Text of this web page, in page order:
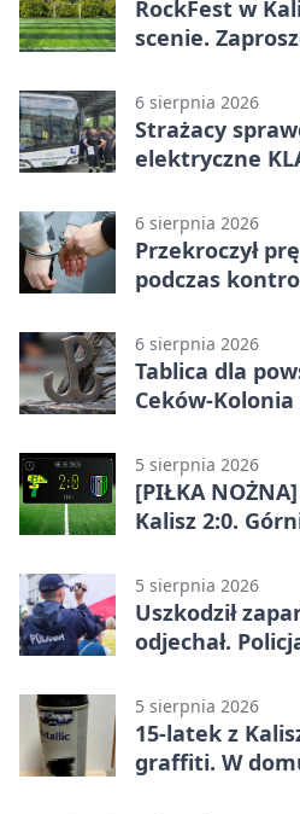
RockFest w
scenie.
6 sierpnia 2026
Strażacy
elektryczne
6 sierpnia 2026
Przekroczył
podczas
6 sierpnia 2026
Tablica dla
Ceków-
5 sierpnia 2026
[PIŁKA
Kalisz 2:0.
5 sierpnia 2026
Uszkodził
odjechał.
5 sierpnia 2026
15-latek z
graffiti. W